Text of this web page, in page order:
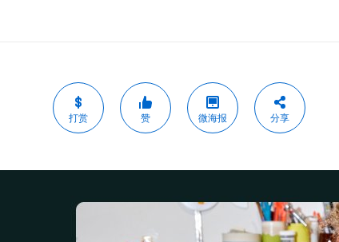
打赏 赞 微海报 分享